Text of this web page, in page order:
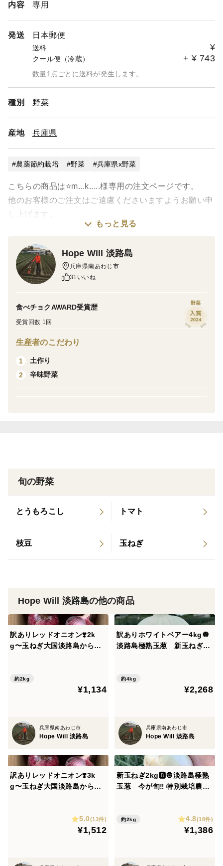
内容 専用
発送 日本郵便
送料 ¥
クール便（冷蔵） + ¥ 743
数量1点ごとに送料が発生します。
種別 野菜
産地 兵庫県
農薬節約栽培 野菜 兵庫県x野菜
こちらの商品は⭐️m...k.....様専用の注文ページです。
他のお客様のご注文はご遠慮くださいますようお願い申
し上げます。
なお、間違えてご注文されました場合はこちらでキャン
もっと見る
Hope Will 淡路島
兵庫県南あわじ市
31いいね
食べチョクAWARD受賞歴
受賞回数 1回
野菜
生産者のこだわり
1
土作り
2
辛味野菜
旬の野菜
とうもろこし トマト
枝豆 玉ねぎ
Hope Will 淡路島の他の商品
訳ありレッドオニオン❣️2k
g〜玉ねぎ大国淡路島からの
約2kg
¥1,134
兵庫県南あわじ市
Hope Will 淡路島
訳ありホワイトベアー4kg🧅
淡路島極熟玉葱 新玉ねぎ
約4kg
¥2,268
兵庫県南あわじ市
Hope Will 淡路島
訳ありレッドオニオン❣️3k
g〜玉ねぎ大国淡路島からの
5.0(13件)
¥1,512
新玉ねぎ2kg🅱️🧅淡路島極熟
玉葱 今が旬‼️ 特別栽培農産
約2kg 4.8(18件)
¥1,386